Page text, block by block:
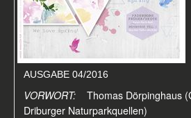
AUSGABE 04/2016
VORWORT:
Thomas Dörpinghaus
Driburger Naturparkquellen)